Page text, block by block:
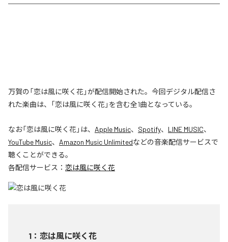
万賀の「恋は風に咲く花」が配信開始された。今回デジタル配信さ
れた楽曲は、「恋は風に咲く花」を含む全1曲となっている。
なお「恋は風に咲く花」は、 Apple Music、 Spotify、 LINE MUSIC、
YouTube Music、 Amazon Music Unlimitedなどの音楽配信サービスで
聴くことができる。
各配信サービス： 恋は風に咲く花
1 ： 恋は風に咲く花